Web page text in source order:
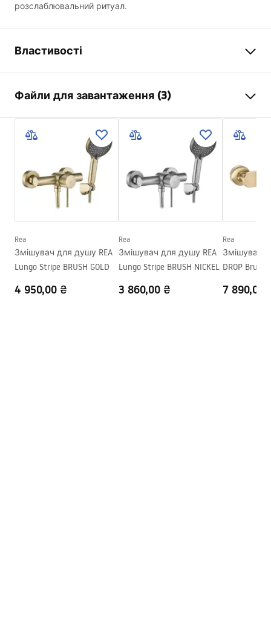
розслаблювальний ритуал.
Властивості
Спосіб монтажу
Настінний
Колір
матове золото
Матеріал
Латунь , ABS
Технологія нанесення
покриття
PVD
підключеннями води
Гарантія 5 років
Файли для завантаження (3)
Інструкція з монтажу
Pielęgnacja
Pielęgnacja.pdf
Warranty_Terms_and_Conditions_Faucets_-_5.pdf
Rea
Змішувач для душу REA
Lungo Stripe BRUSH GOLD
4 950,00 ₴
Rea
Змішувач для душу REA
Lungo Stripe BRUSH NICKEL
3 860,00 ₴
Rea
Змішувач
DROP Brush
7 890,00